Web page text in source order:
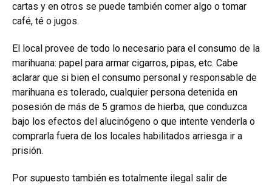
cartas y en otros se puede también comer algo o tomar
café, té o jugos.
El local provee de todo lo necesario para el consumo de la
marihuana: papel para armar cigarros, pipas, etc. Cabe
aclarar que si bien el consumo personal y responsable de
marihuana es tolerado, cualquier persona detenida en
posesión de más de 5 gramos de hierba, que conduzca
bajo los efectos del alucinógeno o que intente venderla o
comprarla fuera de los locales habilitados arriesga ir a
prisión.
Por supuesto también es totalmente ilegal salir de